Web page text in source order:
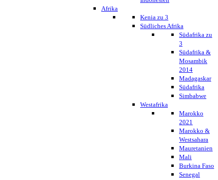
Afrika
Kenia zu 3
Südliches Afrika
Südafrika zu
3
Südafrika &
Mosambik
2014
Madagaskar
Südafrika
Simbabwe
Westafrika
Marokko
2021
Marokko &
Westsahara
Mauretanien
Mali
Burkina Faso
Senegal